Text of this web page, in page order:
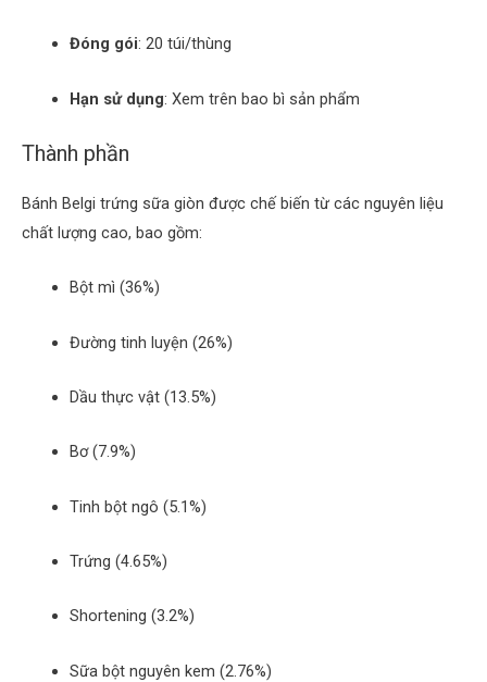
Đóng gói: 20 túi/thùng
Hạn sử dụng: Xem trên bao bì sản phẩm
Thành phần
Bánh Belgi trứng sữa giòn được chế biến từ các nguyên liệu
chất lượng cao, bao gồm:
Bột mì (36%)
Đường tinh luyện (26%)
Dầu thực vật (13.5%)
Bơ (7.9%)
Tinh bột ngô (5.1%)
Trứng (4.65%)
Shortening (3.2%)
Sữa bột nguyên kem (2.76%)